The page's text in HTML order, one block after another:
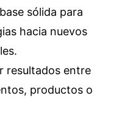
sólida para
hacia nuevos
resultados entre
productos o